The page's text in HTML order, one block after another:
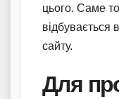
цього. Саме
відбувається
сайту.
Для